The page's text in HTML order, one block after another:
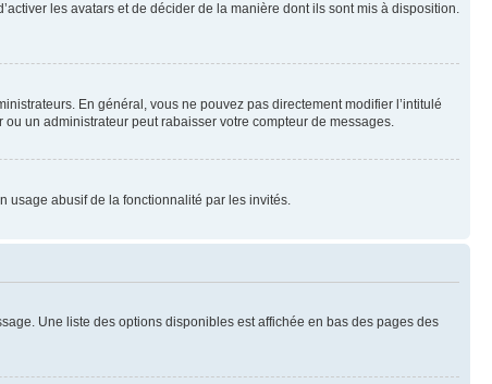
les avatars et de décider de la manière dont ils sont mis à disposition.
En général, vous ne pouvez pas directement modifier l’intitulé
un administrateur peut rabaisser votre compteur de messages.
usage abusif de la fonctionnalité par les invités.
Une liste des options disponibles est affichée en bas des pages des